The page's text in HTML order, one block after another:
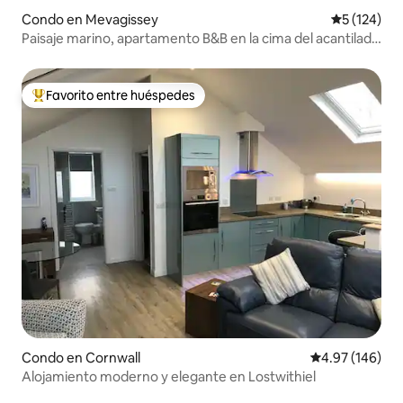
Condo en Mevagissey
5 (124)
Paisaje marino, apartamento B&B en la cima del acantilado
Favorito entre huéspedes preferido
Favorito entre huéspedes
Condo en Cornwall Calificación
4.97 (146)
Alojamiento moderno y elegante en Lostwithiel